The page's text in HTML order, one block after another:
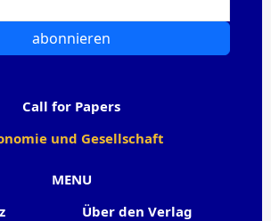
MENU
Über den Verlag
abonnieren
Call for Papers
und Gesellschaft